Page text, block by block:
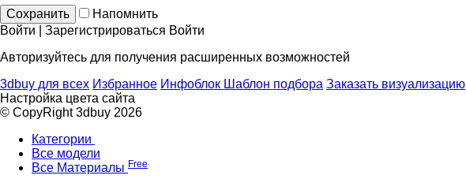
Сохранить
Напомнить
Войти | Зарегистрироваться Войти
Авторизуйтесь для получения расширенных возможностей
3dbuy для всех Избранное Инфоблок Шаблон подбора Заказать визуализацию
Настройка цвета сайта
© CopyRight 3dbuy 2026
Категории
Все модели
Все Материалы Free